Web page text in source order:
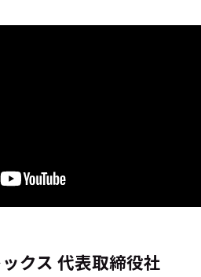
クス 代表取締役社